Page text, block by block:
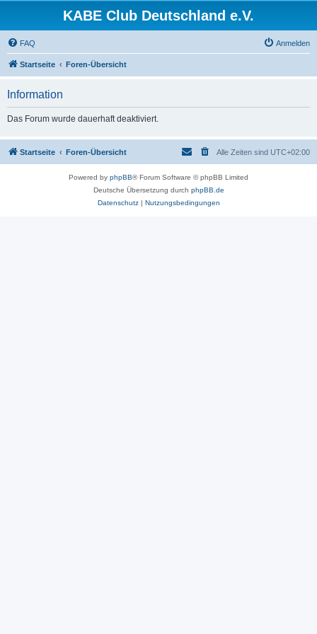
KABE Club Deutschland e.V.
FAQ Anmelden
Startseite Foren-Übersicht
Information
Das Forum wurde dauerhaft deaktiviert.
Startseite Foren-Übersicht Alle Zeiten sind UTC+02:00
Powered by phpBB® Forum Software © phpBB Limited
Deutsche Übersetzung durch phpBB.de
Datenschutz| Nutzungsbedingungen